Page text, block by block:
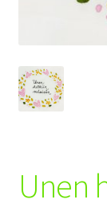
Tilaus- ja
Maksuehdot
Unen